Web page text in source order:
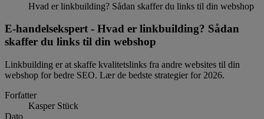
Hvad er linkbuilding? Sådan skaffer du links til din webshop
E-handelsekspert - Hvad er linkbuilding? Sådan
skaffer du links til din webshop
Linkbuilding er at skaffe kvalitetslinks fra andre websites til din
webshop for bedre SEO. Lær de bedste strategier for 2026.
Forfatter
Kasper Stück
Dato